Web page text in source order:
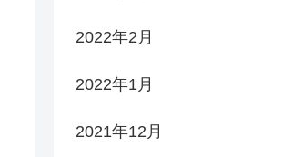
2022年2月
2022年1月
2021年12月